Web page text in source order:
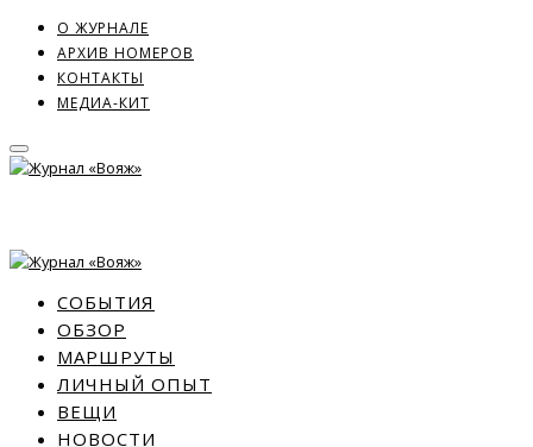
О ЖУРНАЛЕ
АРХИВ НОМЕРОВ
КОНТАКТЫ
МЕДИА-КИТ
СОБЫТИЯ
ОБЗОР
МАРШРУТЫ
ЛИЧНЫЙ ОПЫТ
ВЕЩИ
НОВОСТИ